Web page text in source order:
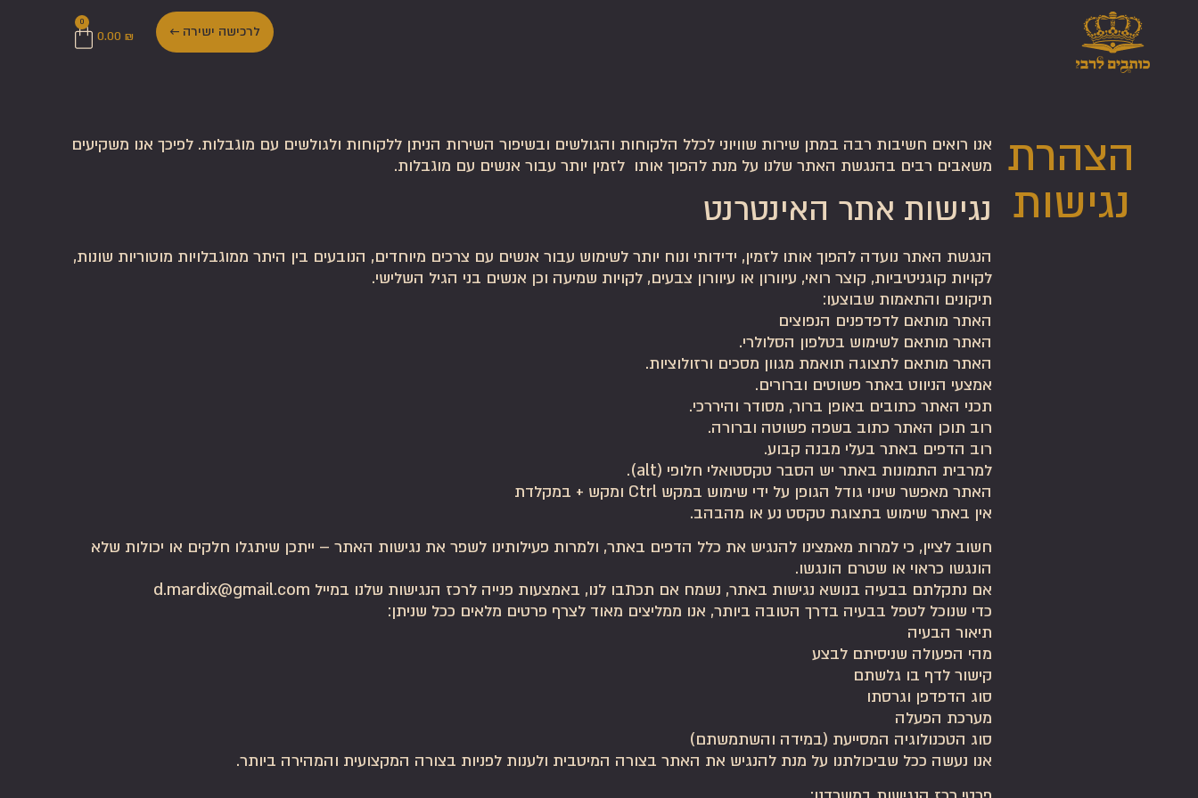
לרכישה ישירה ← 0.00 ₪
0
הצהרת
נגישות
אנו רואים חשיבות רבה במתן שירות שוויוני לכלל הלקוחות והגולשים ובשיפור השירות הניתן ללקוחות ולגולשים עם מוגבלות. לפיכך אנו משקיעים
משאבים רבים בהנגשת האתר שלנו על מנת להפוך אותו לזמין יותר עבור אנשים עם מוגבלות.
נגישות אתר האינטרנט
הנגשת האתר נועדה להפוך אותו לזמין, ידידותי ונוח יותר לשימוש עבור אנשים עם צרכים מיוחדים, הנובעים בין היתר ממוגבלויות מוטוריות שונות,
לקויות קוגניטיביות, קוצר רואי, עיוורון או עיוורון צבעים, לקויות שמיעה וכן אנשים בני הגיל השלישי.
תיקונים והתאמות שבוצעו:
האתר מותאם לדפדפנים הנפוצים
האתר מותאם לשימוש בטלפון הסלולרי.
האתר מותאם לתצוגה תואמת מגוון מסכים ורזולוציות.
אמצעי הניווט באתר פשוטים וברורים.
תכני האתר כתובים באופן ברור, מסודר והיררכי.
רוב תוכן האתר כתוב בשפה פשוטה וברורה.
רוב הדפים באתר בעלי מבנה קבוע.
למרבית התמונות באתר יש הסבר טקסטואלי חלופי (alt).
האתר מאפשר שינוי גודל הגופן על ידי שימוש במקש Ctrl ומקש + במקלדת
אין באתר שימוש בתצוגת טקסט נע או מהבהב.
חשוב לציין, כי למרות מאמצינו להנגיש את כלל הדפים באתר, ולמרות פעילותינו לשפר את נגישות האתר – ייתכן שיתגלו חלקים או יכולות שלא
הונגשו כראוי או שטרם הונגשו.
אם נתקלתם בבעיה בנושא נגישות באתר, נשמח אם תכתבו לנו, באמצעות פנייה לרכז הנגישות שלנו במייל d.mardix@gmail.com
כדי שנוכל לטפל בבעיה בדרך הטובה ביותר, אנו ממליצים מאוד לצרף פרטים מלאים ככל שניתן:
תיאור הבעיה
מהי הפעולה שניסיתם לבצע
קישור לדף בו גלשתם
סוג הדפדפן וגרסתו
מערכת הפעלה
סוג הטכנולוגיה המסייעת (במידה והשתמשתם)
אנו נעשה ככל שביכולתנו על מנת להנגיש את האתר בצורה המיטבית ולענות לפניות בצורה המקצועית והמהירה ביותר.